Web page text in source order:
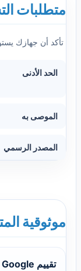
متطلبات
تأكد أن جهازك
الحد الأدنى
الموصى به
المصدر الرسمي
موثوقية
تقييم Google